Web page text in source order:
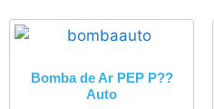
Bomba de Ar PEP P??
Auto